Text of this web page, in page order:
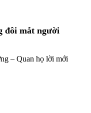
đôi mắt người
– Quan họ lời mới